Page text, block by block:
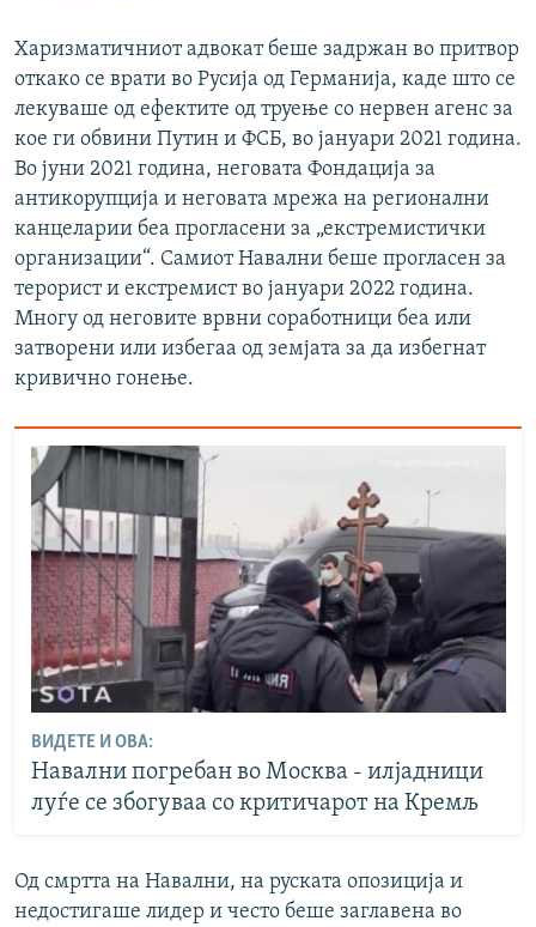
Харизматичниот адвокат беше задржан во притвор
откако се врати во Русија од Германија, каде што се
лекуваше од ефектите од труење со нервен агенс за
кое ги обвини Путин и ФСБ, во јануари 2021 година.
Во јуни 2021 година, неговата Фондација за
антикорупција и неговата мрежа на регионални
канцеларии беа прогласени за „екстремистички
организации“. Самиот Навални беше прогласен за
терорист и екстремист во јануари 2022 година.
Многу од неговите врвни соработници беа или
затворени или избегаа од земјата за да избегнат
кривично гонење.
ВИДЕТЕ И ОВА:
Навални погребан во Москва - илјадници
луѓе се збогуваа со критичарот на Кремљ
Од смртта на Навални, на руската опозиција и
недостигаше лидер и често беше заглавена во